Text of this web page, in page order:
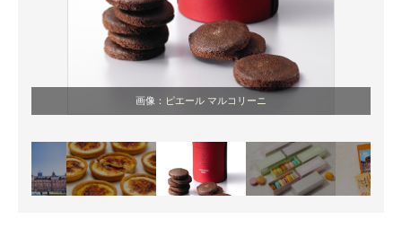
画像： ピエール マルコリーニ